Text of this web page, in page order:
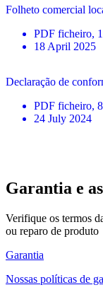
Folheto comercial
PDF ficheiro,
18 April 2025
Declaração de
PDF ficheiro,
24 July 2024
Garantia e
Verifique os termos
ou reparo de produto
Garantia
Nossas políticas de